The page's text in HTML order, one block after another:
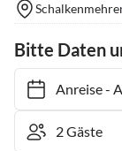
Bitte Daten
Anreise-